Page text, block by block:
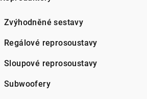
Zvýhodněné sestavy
Regálové reprosoustavy
Sloupové reprosoustavy
Subwoofery